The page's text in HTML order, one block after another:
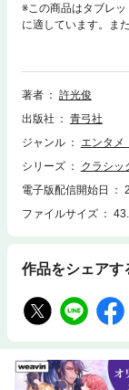
※この商品はタブレ
に適しています。ま
ト、検索、辞書の参
親しもうと思ったら
ずか5曲を取り上げ
書。
著者
許光俊
出版社
青弓社
ジャンル
エンタメ
シリーズ
クラシ
電子版配信開始日
ファイルサイズ
作品をシェアす